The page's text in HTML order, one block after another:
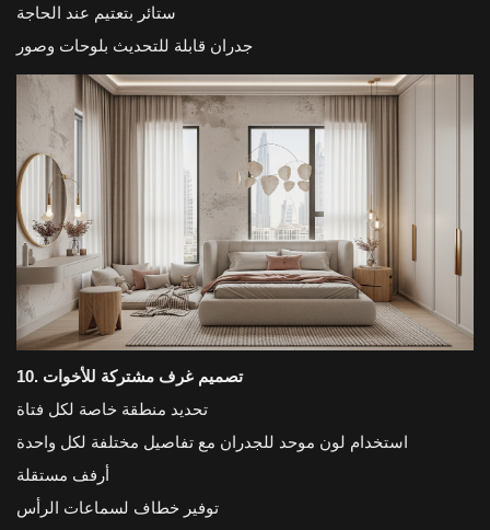
ستائر بتعتيم عند الحاجة
جدران قابلة للتحديث بلوحات وصور
10. تصميم غرف مشتركة للأخوات
تحديد منطقة خاصة لكل فتاة
استخدام لون موحد للجدران مع تفاصيل مختلفة لكل واحدة
أرفف مستقلة
توفير خطاف لسماعات الرأس